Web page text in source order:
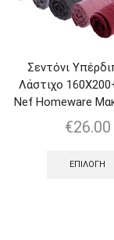
Σεντόνι
Λάστιχο
Nef Homeware
€26.00
ΕΠΙΛΟΓΉ